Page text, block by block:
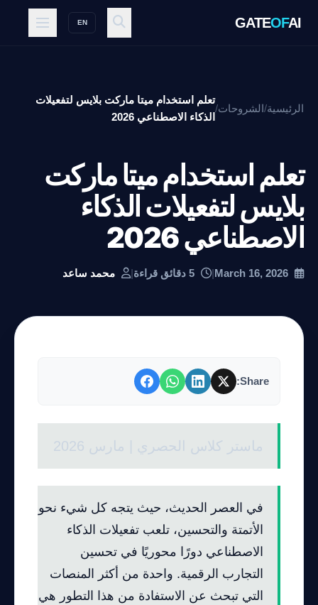
GATEOFAI
EN
الرئيسية/الشروحات/
تعلم استخدام ميتا ماركت بلايس لتفعيلات
الذكاء الاصطناعي 2026
تعلم استخدام ميتا ماركت
بلايس لتفعيلات الذكاء
الاصطناعي 2026
|
| محمد ساعد
Share:
ماستر كلاس الحصري | مارس 2026
في العصر الحديث، حيث يتجه كل شيء نحو
الأتمتة والتحسين، تلعب تفعيلات الذكاء
الاصطناعي دورًا محوريًا في تحسين
التجارب الرقمية. واحدة من أكثر المنصات
التي تبحث عن الاستفادة من هذا التطور هي